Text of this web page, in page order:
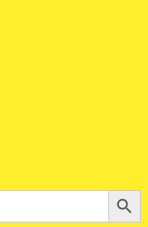
Search Button